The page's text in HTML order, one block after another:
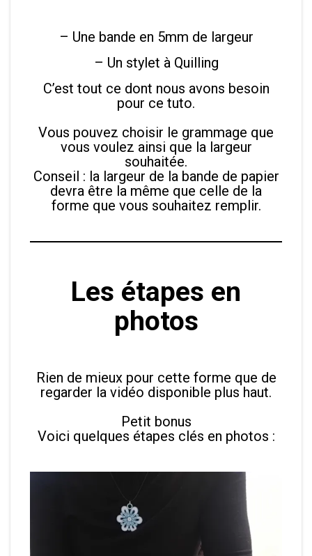
– Une bande en 5mm de largeur
– Un stylet à Quilling
C’est tout ce dont nous avons besoin
pour ce tuto.
Vous pouvez choisir le grammage que
vous voulez ainsi que la largeur
souhaitée.
Conseil : la largeur de la bande de papier
devra être la même que celle de la
forme que vous souhaitez remplir.
Les étapes en
photos
Rien de mieux pour cette forme que de
regarder la vidéo disponible plus haut.
Petit bonus
Voici quelques étapes clés en photos :